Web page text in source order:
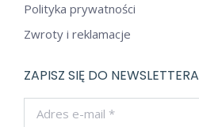
Polityka prywatności
Zwroty i reklamacje
ZAPISZ SIĘ DO NEWSLETTERA